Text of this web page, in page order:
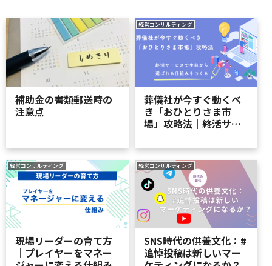
補助金の書類郵送時の
注意点
経営コンサルティング
葬儀社が今すぐ動くべ
き「おひとりさま市
場」攻略法｜終活サー
る仕組みをつくる
経営コンサルティング
現場リーダーの育て方
｜プレイヤーをマネー
経営コンサルティング
SNS時代の供養文化：#
追悼投稿は新しいマー